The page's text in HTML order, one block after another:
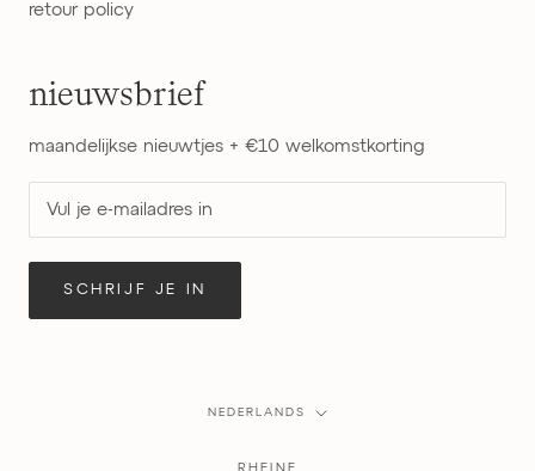
retour policy
nieuwsbrief
maandelijkse nieuwtjes + €10 welkomstkorting
SCHRIJF JE IN
Taal
NEDERLANDS
RHEINE